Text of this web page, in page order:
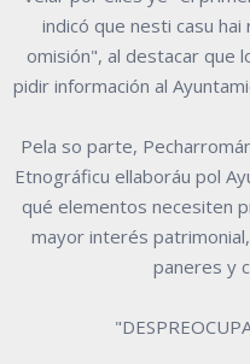
indicó que nesti casu
omisión", al destacar que
pidir información al
Pela so parte,
Etnográficu ellaboráu pol
qué elementos necesiten
mayor interés
paneres y